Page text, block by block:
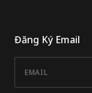
Đăng Ký Email